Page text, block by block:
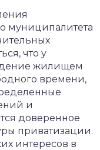
муниципалитета
что у
жилищем
времени,
и
доверенное
приватизации.
интересов в